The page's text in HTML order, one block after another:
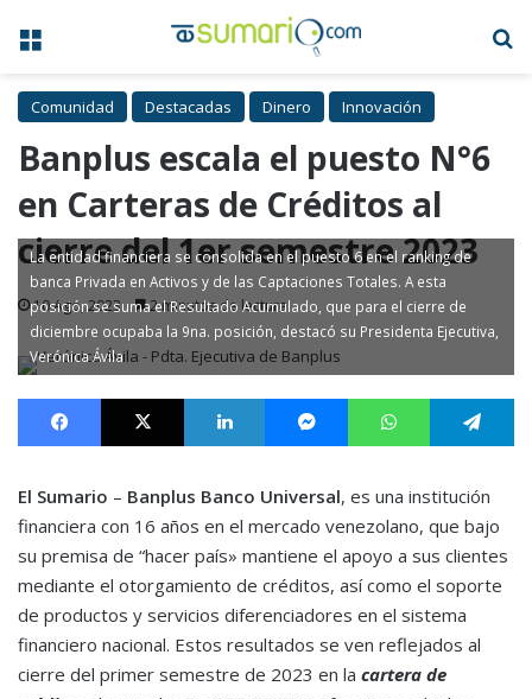
Menú
Comunidad Destacadas Dinero Innovación
Banplus escala el puesto N°6
en Carteras de Créditos al
cierre del 1er semestre 2023
10 Ago, 2023 2 minutos de lectura
La entidad financiera se consolida en el puesto 6 en el ranking de
banca Privada en Activos y de las Captaciones Totales. A esta
posición se suma el Resultado Acumulado, que para el cierre de
diciembre ocupaba la 9na. posición, destacó su Presidenta Ejecutiva,
Verónica Ávila
Facebook X LinkedIn MessengerWhatsApp
El Sumario – Banplus Banco Universal, es una institución
financiera con 16 años en el mercado venezolano, que bajo
su premisa de “hacer país» mantiene el apoyo a sus clientes
mediante el otorgamiento de créditos, así como el soporte
de productos y servicios diferenciadores en el sistema
financiero nacional. Estos resultados se ven reflejados al
cierre del primer semestre de 2023 en la cartera de